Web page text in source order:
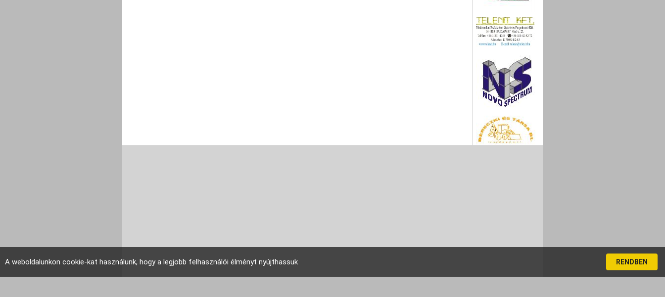
A weboldalunkon cookie-kat használunk, hogy a legjobb felhasználói élményt nyújthassuk RENDBEN